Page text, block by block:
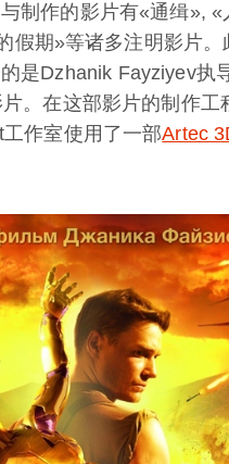
制作的影片有«通缉», «
假期»等诸多注明影片。
是Dzhanik Fayziyev执
。在这部影片的制作工
作室使用了一部Artec